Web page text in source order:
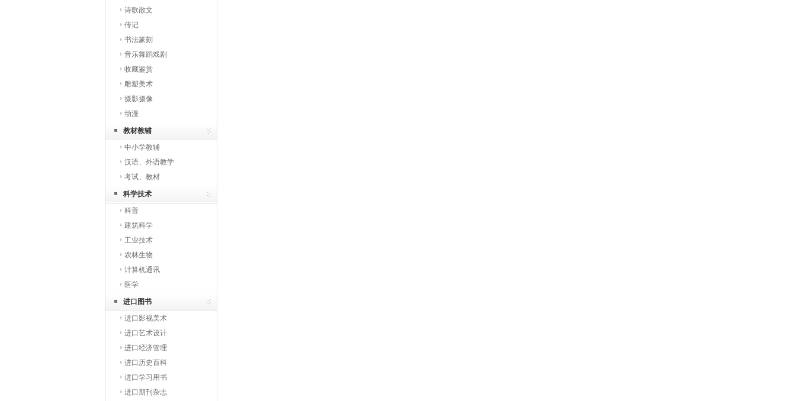
诗歌散文
传记
书法篆刻
音乐舞蹈戏剧
收藏鉴赏
雕塑美术
摄影摄像
动漫
教材教辅
中小学教辅
汉语、外语教学
考试、教材
科学技术
科普
建筑科学
工业技术
农林生物
计算机通讯
医学
进口图书
进口影视美术
进口艺术设计
进口经济管理
进口历史百科
进口学习用书
进口期刊杂志